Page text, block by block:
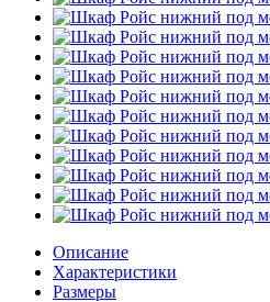
Описание
Характеристики
Размеры